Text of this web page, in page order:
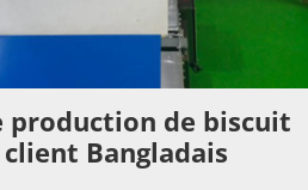
production de biscuit
Bangladais